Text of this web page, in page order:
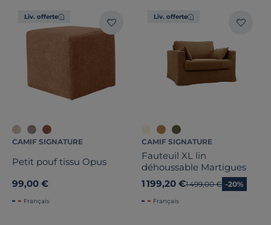
Liv. offerte
CAMIF SIGNATURE
Petit pouf tissu Opus
99,00 €
Français
Liv. offerte
CAMIF SIGNATURE
Fauteuil XL lin
déhoussable Martigues
1 199,20 €Ancien prix
1 499,00 € -20%
Français
Nombre de places
Convertible
Largeur
Profondeur
Marque